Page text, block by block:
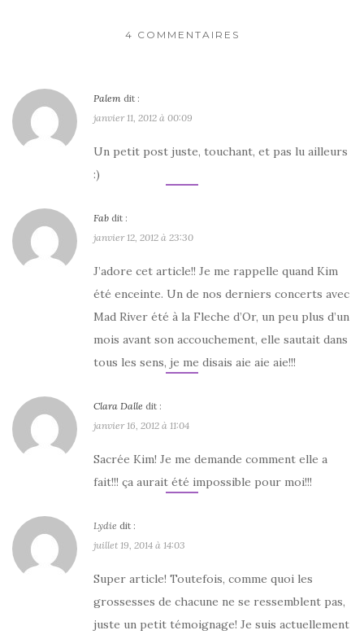
4 COMMENTAIRES
Palem dit :
janvier 11, 2012 à 00:09
Un petit post juste, touchant, et pas lu ailleurs
:)
Fab dit :
janvier 12, 2012 à 23:30
J’adore cet article!! Je me rappelle quand Kim
été enceinte. Un de nos derniers concerts avec
Mad River été à la Fleche d’Or, un peu plus d’un
mois avant son accouchement, elle sautait dans
tous les sens, je me disais aie aie aie!!!
Clara Dalle dit :
janvier 16, 2012 à 11:04
Sacrée Kim! Je me demande comment elle a
fait!!! ça aurait été impossible pour moi!!!
Lydie dit :
juillet 19, 2014 à 14:03
Super article! Toutefois, comme quoi les
grossesses de chacune ne se ressemblent pas,
juste un petit témoignage! Je suis actuellement